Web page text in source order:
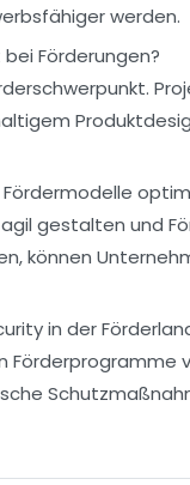
werden.
Förderungen?
gestalten und
können
in der